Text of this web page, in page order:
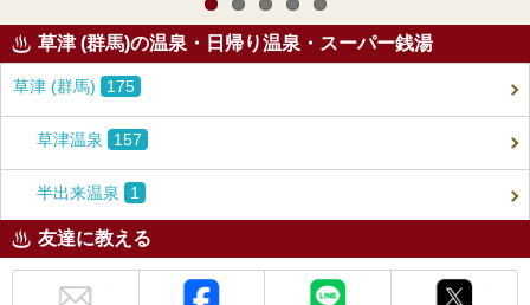
草津 (群馬)の温泉・日帰り温泉・スーパー銭湯
草津 (群馬) 175
草津温泉 157
半出来温泉 1
友達に教える